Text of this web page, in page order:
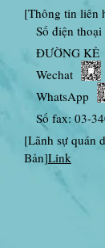
[Thông tin liên
Số điện thoại
ĐƯỜNG KẺ
Wechat
WhatsApp
Số fax: 03-
[Lãnh sự quán
Bản]Link